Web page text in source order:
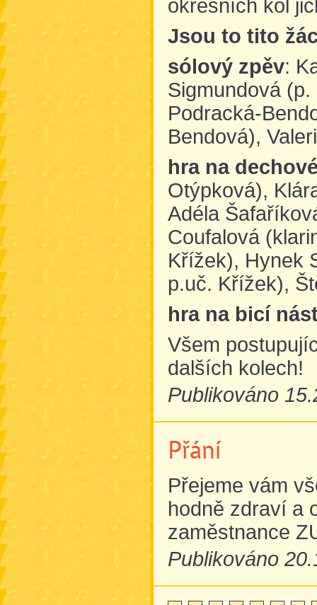
okresních kol
Jsou to tito
sólový zpěv:
Sigmundová
Podracká-
Bendová),
hra na
Otýpková),
Adéla
Coufalová
Křížek), Hynek
p.uč. Křížek),
hra na bicí
Všem
dalších kolech!
Publikováno
Přání
Přejeme vám
hodně zdraví a
zaměstnance
Publikováno